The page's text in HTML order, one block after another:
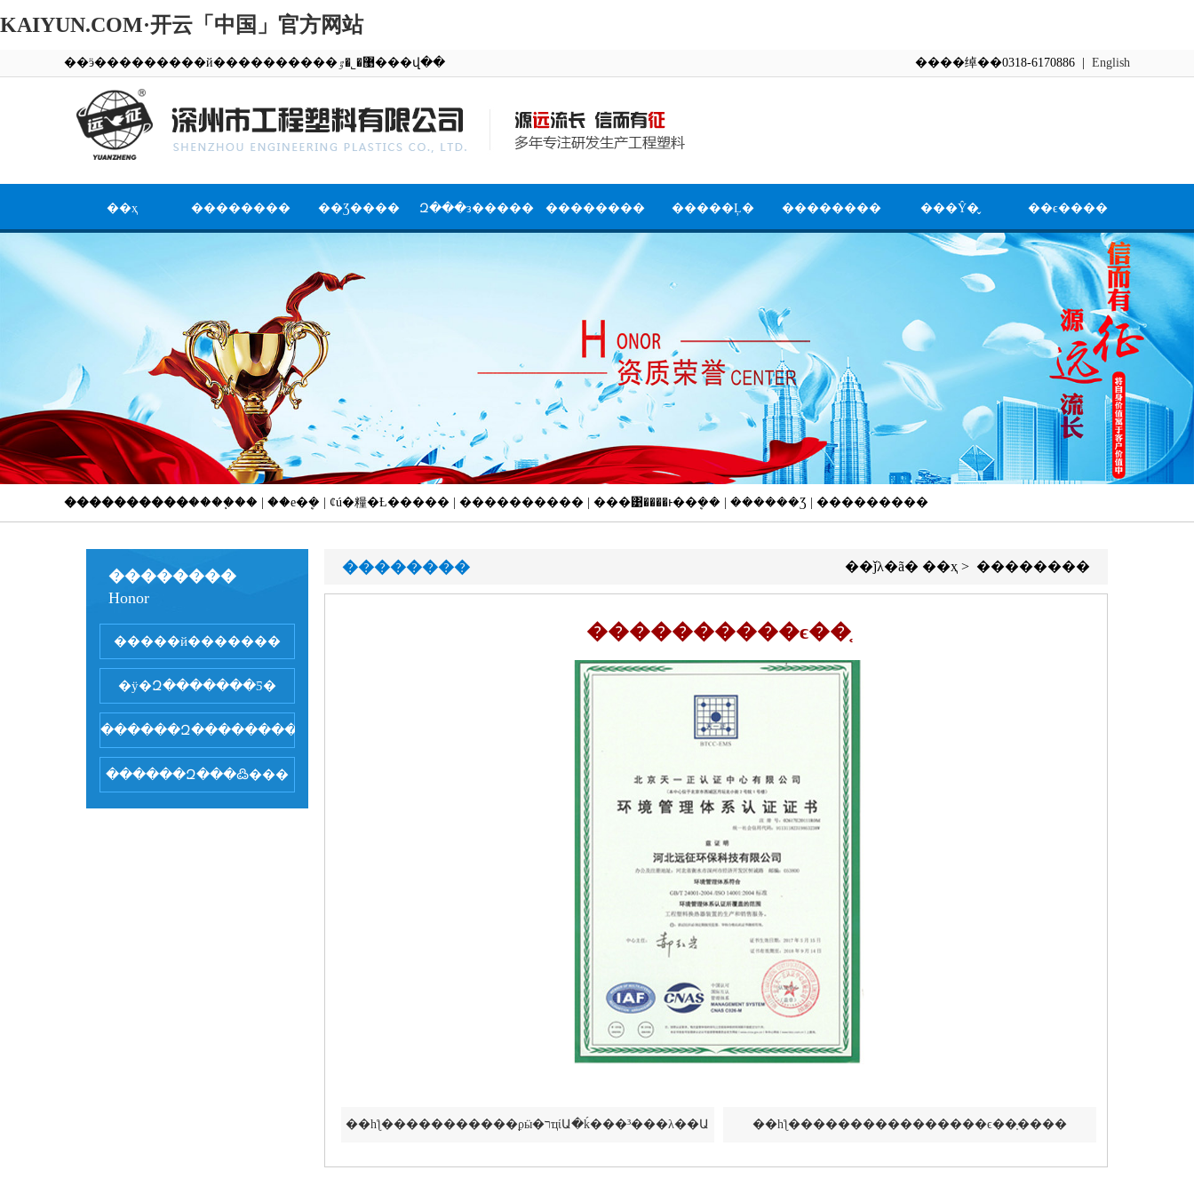
KAIYUN.COM·开云「中国」官方网站
��ӭ���������й����������޹�˾�ٷ���վ�� ����绰��0318-6170886 | English
��ҳ �������� ��Ʒ���� Զ���з����� �������� �����Ļ� �������� ���Ŷ�̬ ��ϵ����
��������������֧�� | ��е�ܷ� | ȼú�糧�Ƚ����� | ���������� | ���͹����ͱ��ܷ�� | ������Ʒ | ���������
��������
Honor
�����й�������
�ӱ�Զ�������Ƽ�
������Զ��������
������Զ���߷���
�������� ��ǰλ�ã� ��ҳ > ��������
����������ϵ��֤
��һƪ�����������ϼӹ�רҵίԱ�ḱ���³���λ��Ա ��һƪ����������������ϵ��֤����